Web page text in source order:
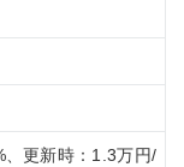
更新時：1.3万円/